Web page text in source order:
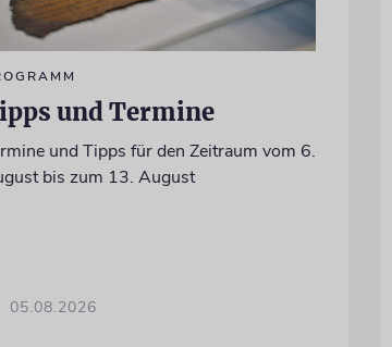
und Termine
und Tipps für den Zeitraum vom 6.
bis zum 13. August
05.08.2026